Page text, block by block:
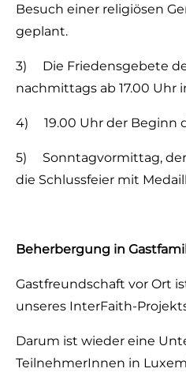
Besuch einer religiösen
geplant.
3) Die Friedensgebete
nachmittags ab 17.00 Uhr
4) 19.00 Uhr der Beginn
5) Sonntagvormittag, der
die Schlussfeier mit
Beherbergung in
Gastfreundschaft vor Ort
unseres InterFaith-
Darum ist wieder eine
TeilnehmerInnen in